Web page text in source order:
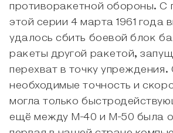
противоракетной обороны.
этой серии 4 марта 1961 года
удалось сбить боевой блок
ракеты другой ракетой,
перехват в точку упреждения.
необходимые точность и
могла только
ещё между М-40 и М-50 была